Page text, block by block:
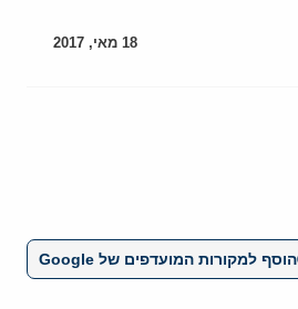
18 מאי, 2017
הוסף למקורות המועדפים של Google